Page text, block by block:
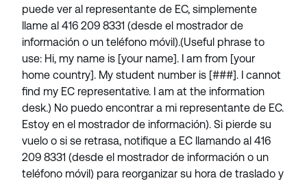
puede ver al representante de EC, simplemente
llame al 416 209 8331 (desde el mostrador de
información o un teléfono móvil).(Useful phrase to
use: Hi, my name is [your name]. I am from [your
home country]. My student number is [###]. I cannot
find my EC representative. I am at the information
desk.) No puedo encontrar a mi representante de EC.
Estoy en el mostrador de información). Si pierde su
vuelo o si se retrasa, notifique a EC llamando al 416
209 8331 (desde el mostrador de información o un
teléfono móvil) para reorganizar su hora de traslado y